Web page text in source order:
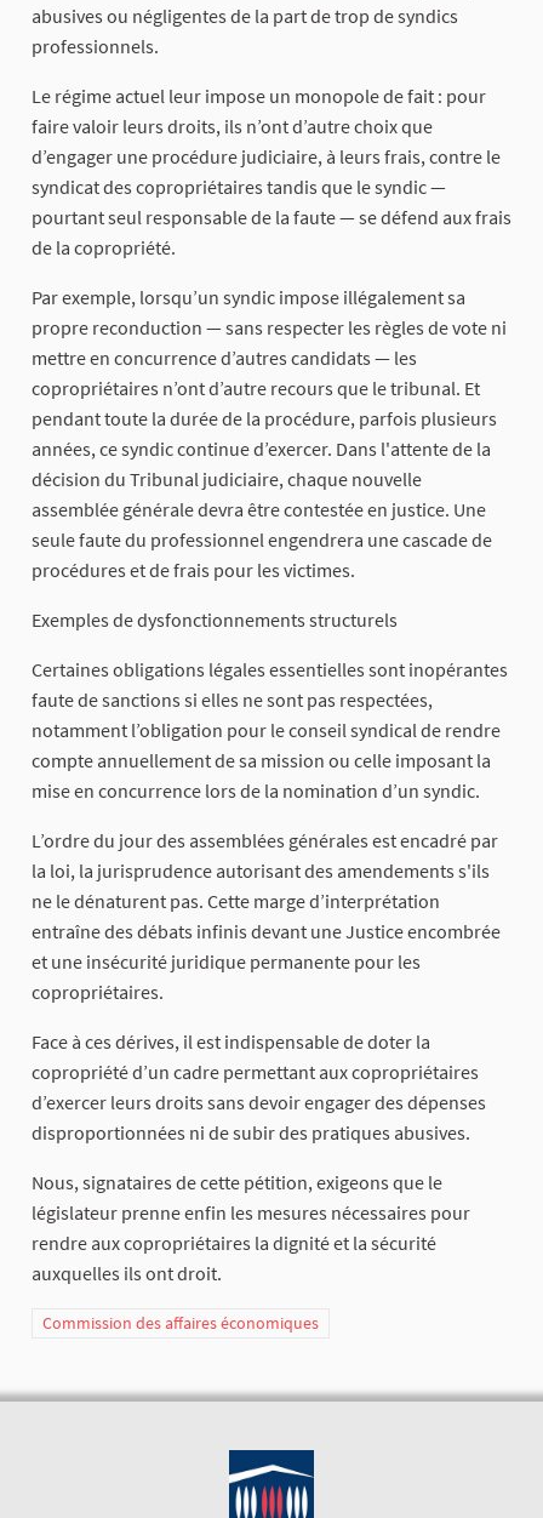
abusives ou négligentes de la part de trop de syndics
professionnels.
Le régime actuel leur impose un monopole de fait : pour
faire valoir leurs droits, ils n’ont d’autre choix que
d’engager une procédure judiciaire, à leurs frais, contre le
syndicat des copropriétaires tandis que le syndic —
pourtant seul responsable de la faute — se défend aux frais
de la copropriété.
Par exemple, lorsqu’un syndic impose illégalement sa
propre reconduction — sans respecter les règles de vote ni
mettre en concurrence d’autres candidats — les
copropriétaires n’ont d’autre recours que le tribunal. Et
pendant toute la durée de la procédure, parfois plusieurs
années, ce syndic continue d’exercer. Dans l'attente de la
décision du Tribunal judiciaire, chaque nouvelle
assemblée générale devra être contestée en justice. Une
seule faute du professionnel engendrera une cascade de
procédures et de frais pour les victimes.
Exemples de dysfonctionnements structurels
Certaines obligations légales essentielles sont inopérantes
faute de sanctions si elles ne sont pas respectées,
notamment l’obligation pour le conseil syndical de rendre
compte annuellement de sa mission ou celle imposant la
mise en concurrence lors de la nomination d’un syndic.
L’ordre du jour des assemblées générales est encadré par
la loi, la jurisprudence autorisant des amendements s'ils
ne le dénaturent pas. Cette marge d’interprétation
entraîne des débats infinis devant une Justice encombrée
et une insécurité juridique permanente pour les
copropriétaires.
Face à ces dérives, il est indispensable de doter la
copropriété d’un cadre permettant aux copropriétaires
d’exercer leurs droits sans devoir engager des dépenses
disproportionnées ni de subir des pratiques abusives.
Nous, signataires de cette pétition, exigeons que le
législateur prenne enfin les mesures nécessaires pour
rendre aux copropriétaires la dignité et la sécurité
auxquelles ils ont droit.
Commission des affaires économiques